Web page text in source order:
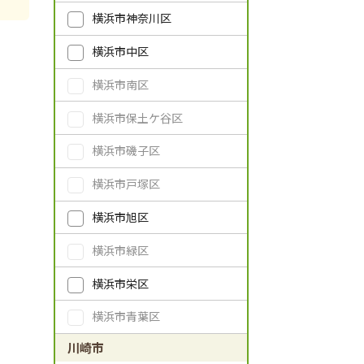
横浜市神奈川区
横浜市中区
横浜市南区
横浜市保土ケ谷区
横浜市磯子区
横浜市戸塚区
横浜市旭区
横浜市緑区
横浜市栄区
横浜市青葉区
川崎市